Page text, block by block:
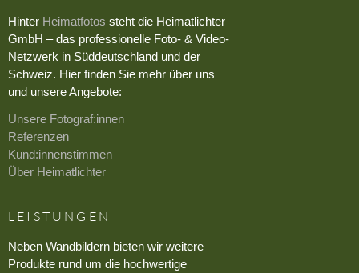
Hinter Heimatfotos steht die Heimatlichter
GmbH – das professionelle Foto- & Video-
Netzwerk in Süddeutschland und der
Schweiz. Hier finden Sie mehr über uns
und unsere Angebote:
Unsere Fotograf:innen
Referenzen
Kund:innenstimmen
Über Heimatlichter
LEISTUNGEN
Neben Wandbildern bieten wir weitere
Produkte rund um die hochwertige